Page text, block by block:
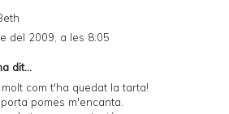
del 2009, a les 8:05
dit...
com t'ha quedat la tarta!
pomes m'encanta.